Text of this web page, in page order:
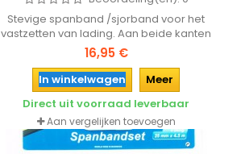
Stevige spanband /sjorband voor het
vastzetten van lading. Aan beide kanten
voorzien van een haak.
16,95 €
In winkelwagen
Meer
Direct uit voorraad leverbaar
Aan vergelijken toevoegen